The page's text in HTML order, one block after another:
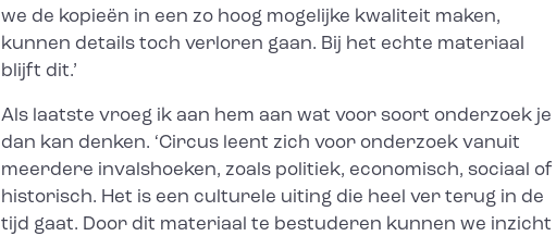
we de kopieën in een zo hoog mogelijke kwaliteit maken,
kunnen details toch verloren gaan. Bij het echte materiaal
blijft dit.’
Als laatste vroeg ik aan hem aan wat voor soort onderzoek je
dan kan denken. ‘Circus leent zich voor onderzoek vanuit
meerdere invalshoeken, zoals politiek, economisch, sociaal of
historisch. Het is een culturele uiting die heel ver terug in de
tijd gaat. Door dit materiaal te bestuderen kunnen we inzicht